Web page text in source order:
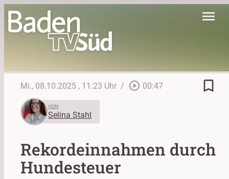
menu
Mi., 08.10.2025 , 11:23 Uhr / play_circle_outline 00:47 bookmark_border
VON
Selina Stahl
Rekordeinnahmen durch
Hundesteuer